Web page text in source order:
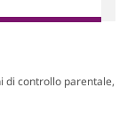
di controllo parentale,